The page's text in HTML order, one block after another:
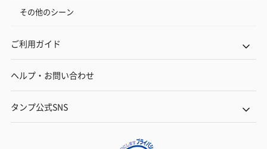
その他のシーン
ご利用ガイド
ヘルプ・お問い合わせ
タンプ公式SNS